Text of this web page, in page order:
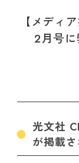
【メディ
2月号に
光文社
が掲載さ